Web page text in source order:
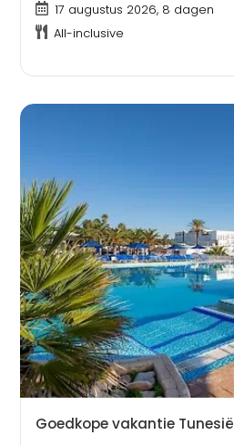
17 augustus 2026, 8 dagen
All-inclusive
Goedkope vakantie Tunesië